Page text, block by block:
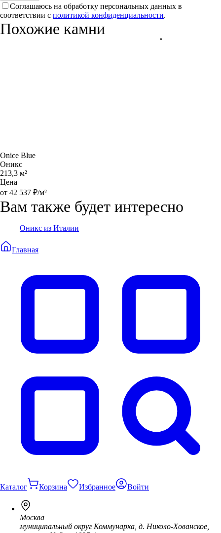
Соглашаюсь на обработку персональных данных в
соответствии с политикой конфиденциальности.
Похожие камни
Onice Blue
Оникс
213,3 м²
Цена
от 42 537 ₽/м²
Вам также будет интересно
Оникс из Италии
Главная
Каталог Корзина Избранное Войти
Москва
муниципальный округ Коммунарка, д. Николо-Хованское,